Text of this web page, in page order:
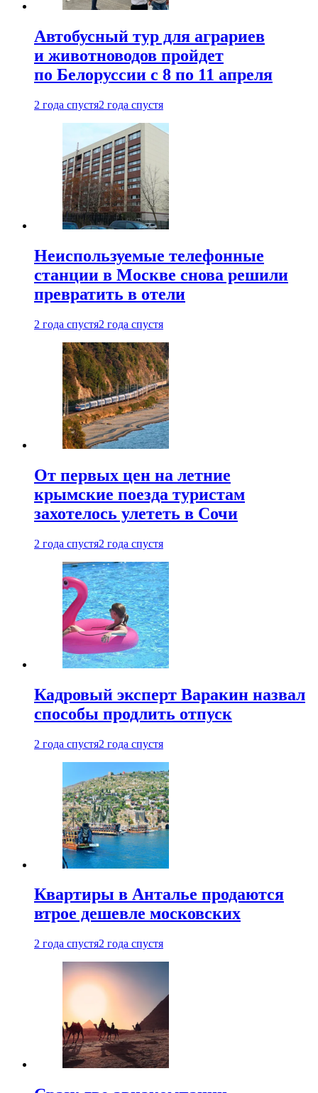
Автобусный тур для аграриев
и животноводов пройдет
по Белоруссии с 8 по 11 апреля
2 года спустя2 года спустя
Неиспользуемые телефонные
станции в Москве снова решили
превратить в отели
2 года спустя2 года спустя
От первых цен на летние
крымские поезда туристам
захотелось улететь в Сочи
2 года спустя2 года спустя
Кадровый эксперт Варакин назвал
способы продлить отпуск
2 года спустя2 года спустя
Квартиры в Анталье продаются
втрое дешевле московских
2 года спустя2 года спустя